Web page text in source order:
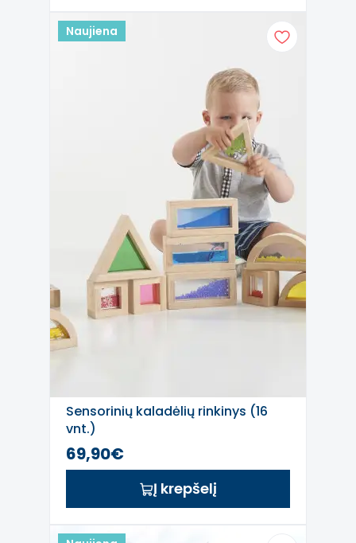
Naujiena
Sensorinių kaladėlių rinkinys (16
vnt.)
69,90€
Į krepšelį